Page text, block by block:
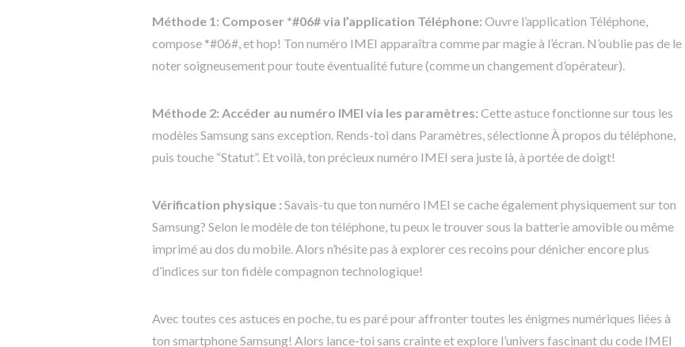
Méthode 1: Composer *#06# via l’application Téléphone: Ouvre l’application Téléphone,
compose *#06#, et hop! Ton numéro IMEI apparaîtra comme par magie à l’écran. N’oublie pas de le
noter soigneusement pour toute éventualité future (comme un changement d’opérateur).
Méthode 2: Accéder au numéro IMEI via les paramètres: Cette astuce fonctionne sur tous les
modèles Samsung sans exception. Rends-toi dans Paramètres, sélectionne À propos du téléphone,
puis touche “Statut”. Et voilà, ton précieux numéro IMEI sera juste là, à portée de doigt!
Vérification physique : Savais-tu que ton numéro IMEI se cache également physiquement sur ton
Samsung? Selon le modèle de ton téléphone, tu peux le trouver sous la batterie amovible ou même
imprimé au dos du mobile. Alors n’hésite pas à explorer ces recoins pour dénicher encore plus
d’indices sur ton fidèle compagnon technologique!
Avec toutes ces astuces en poche, tu es paré pour affronter toutes les énigmes numériques liées à
ton smartphone Samsung! Alors lance-toi sans crainte et explore l’univers fascinant du code IMEI